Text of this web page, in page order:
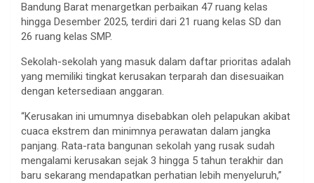
Bandung Barat menargetkan perbaikan 47 ruang kelas
hingga Desember 2025, terdiri dari 21 ruang kelas SD dan
26 ruang kelas SMP.
Sekolah-sekolah yang masuk dalam daftar prioritas adalah
yang memiliki tingkat kerusakan terparah dan disesuaikan
dengan ketersediaan anggaran.
“Kerusakan ini umumnya disebabkan oleh pelapukan akibat
cuaca ekstrem dan minimnya perawatan dalam jangka
panjang. Rata-rata bangunan sekolah yang rusak sudah
mengalami kerusakan sejak 3 hingga 5 tahun terakhir dan
baru sekarang mendapatkan perhatian lebih menyeluruh,”